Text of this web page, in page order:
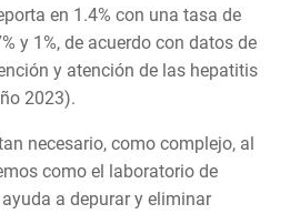
en 1.4% con una tasa de
y 1%, de acuerdo con datos de
y atención de las hepatitis
2023).
necesario, como complejo, al
como el laboratorio de
a depurar y eliminar